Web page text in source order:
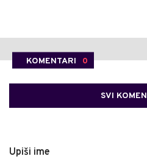
KOMENTARI 0
SVI
Upiši ime